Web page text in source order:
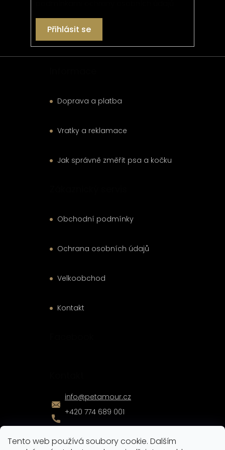
Tento web používá soubory cookie. Dalším
Přihlásit se
Doprava a platba
Vratky a reklamace
Jak správně změřit psa a kočku
Obchodní podmínky
Ochrana osobních údajů
Velkoobchod
Kontakt
info@petamour.cz
+420 774 689 001